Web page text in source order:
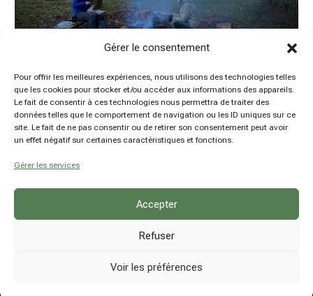
Gérer le consentement
Pour offrir les meilleures expériences, nous utilisons des technologies telles
que les cookies pour stocker et/ou accéder aux informations des appareils.
Le fait de consentir à ces technologies nous permettra de traiter des
données telles que le comportement de navigation ou les ID uniques sur ce
site. Le fait de ne pas consentir ou de retirer son consentement peut avoir
un effet négatif sur certaines caractéristiques et fonctions.
Gérer les services
Accepter
Refuser
Voir les préférences
Microaventure hivernale : 3 jours de randonnée et
bivouac Entre Lesse et Lomme
byDamien Hansen|20 Mar 2023|Belgique,